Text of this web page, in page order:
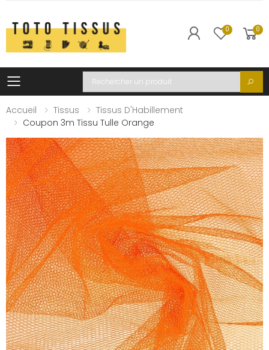
0 0
Toggle mobile menu
Recherche
Accueil
Tissus
Tissus D'Habillement
Coupon 3m Tissu Tulle Orange